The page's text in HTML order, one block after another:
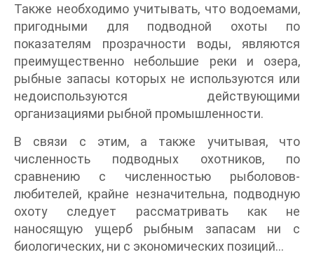
Также необходимо учитывать, что водоемами,
пригодными для подводной охоты по
показателям прозрачности воды, являются
преимущественно небольшие реки и озера,
рыбные запасы которых не используются или
недоиспользуются действующими
организациями рыбной промышленности.
В связи с этим, а также учитывая, что
численность подводных охотников, по
сравнению с численностью рыболовов-
любителей, крайне незначительна, подводную
охоту следует рассматривать как не
наносящую ущерб рыбным запасам ни с
биологических, ни с экономических позиций…